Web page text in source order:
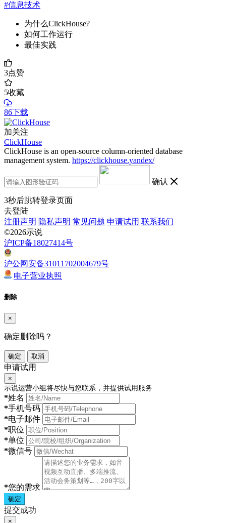
#信息技术
为什么ClickHouse?
如何工作运行
最佳实践
3点赞
5收藏
86下载
加关注
ClickHouse
ClickHouse is an open-source column-oriented database
management system. https://clickhouse.yandex/
确认
3秒后跳转登录页面
去登陆
注册声明 隐私声明 常见问题 申请试用 联系我们
©2026示说
沪ICP备18027414号
沪公网安备31011702004679号
电子营业执照
删除
×
确定删除吗？
确定 取消
申请试用
×
示说运营小组将尽快与您联系，并提供试用服务
*姓名
*手机号码
*电子邮件
*职位
*单位
*微信号
*您的需求
确定
提交成功
×